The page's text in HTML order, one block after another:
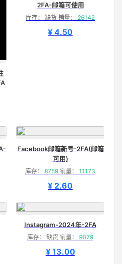
2FA-邮箱可使用
库存： 缺货 销量： 26142
¥ 4.50
Facebook邮箱新号-2FA(邮箱
可用)
库存： 8759 销量： 11173
¥ 2.60
Instagram-2024年-2FA
库存： 缺货 销量： 9079
¥ 13.00